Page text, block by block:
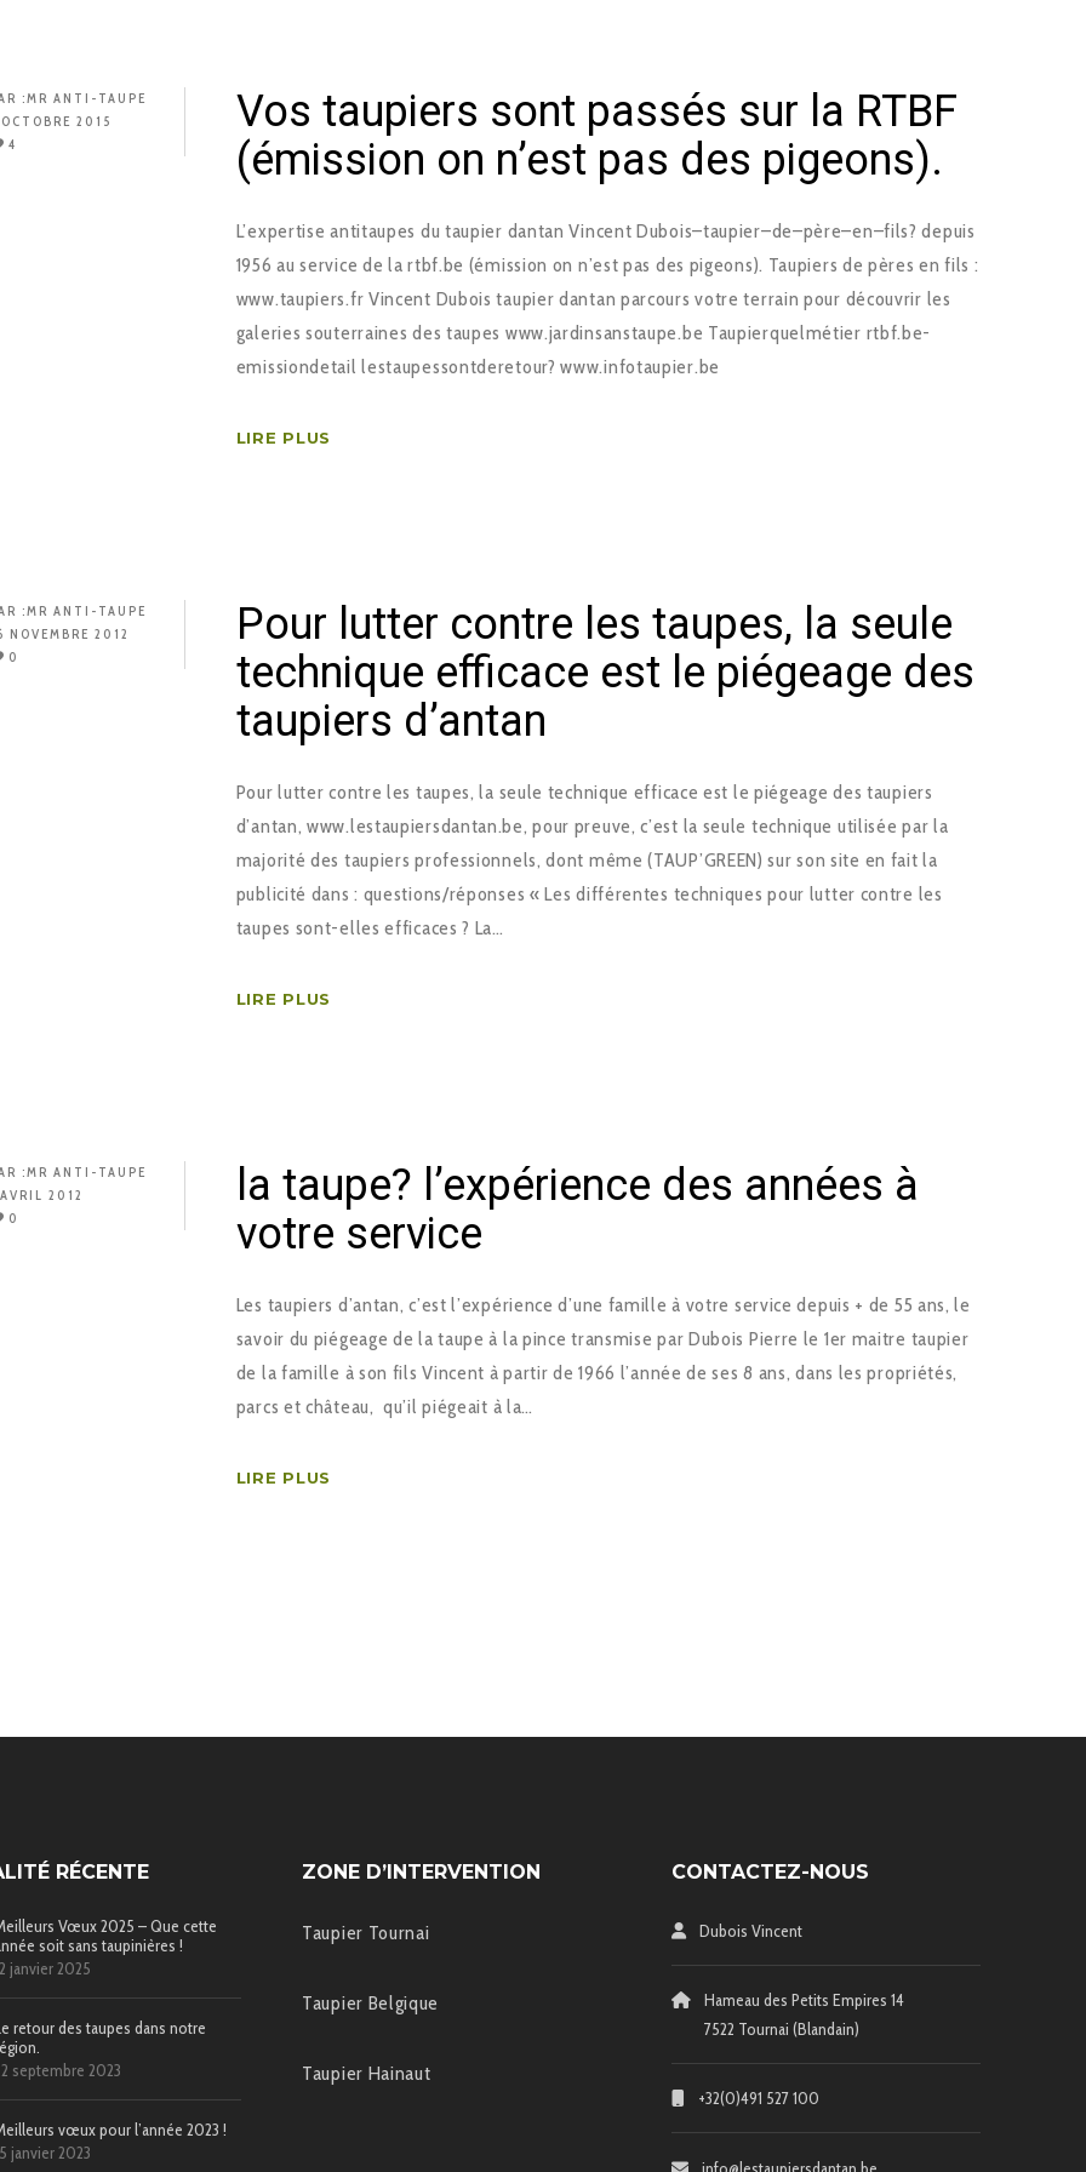
:MR ANTI-TAUPE
2015
4
Vos taupiers sont passés sur la RTBF
(émission on n’est pas des pigeons).
L’expertise anti­taupes du taupier dantan Vincent Dubois–taupier–de–père–en–fils? depuis
1956 au service de la rtbf.be (émission on n’est pas des pigeons). Taupiers de pères en fils :
www.taupiers.fr Vincent Dubois taupier dantan parcours votre terrain pour découvrir les
galeries souterraines des taupes www.jardin­sans­taupe.be Taupier­quel­métier rtbf.be­
emission­detail ­les­taupes­sont­de­retour? www.info­taupier.be
LIRE PLUS
:MR ANTI-TAUPE
NOVEMBRE 2012
0
Pour lutter contre les taupes, la seule
technique efficace est le piégeage des
taupiers d’antan
Pour lutter contre les taupes, la seule technique efficace est le piégeage des taupiers
d’antan, www.lestaupiersdantan.be, pour preuve, c’est la seule technique utilisée par la
majorité des taupiers professionnels, dont même (TAUP’GREEN) sur son site en fait la
publicité dans : questions/réponses « Les différentes techniques pour lutter contre les
taupes sont-elles efficaces ? La…
LIRE PLUS
:MR ANTI-TAUPE
2012
0
la taupe? l’expérience des années à
votre service
Les taupiers d’antan, c’est l’expérience d’une famille à votre service depuis + de 55 ans, le
savoir du piégeage de la taupe à la pince transmise par Dubois Pierre le 1er maitre taupier
de la famille à son fils Vincent à partir de 1966 l’année de ses 8 ans, dans les propriétés,
parcs et château, qu’il piégeait à la…
LIRE PLUS
RÉCENTE
Vœux 2025 – Que cette
soit sans taupinières !
janvier 2025
retour des taupes dans notre
septembre 2023
vœux pour l’année 2023 !
janvier 2023
ZONE D’INTERVENTION
Taupier Tournai
Taupier Belgique
Taupier Hainaut
CONTACTEZ-NOUS
Dubois Vincent
Hameau des Petits Empires 14
7522 Tournai (Blandain)
+32(0)491 527 100